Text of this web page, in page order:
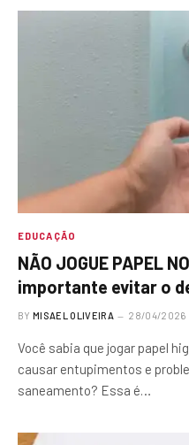
EDUCAÇÃO
NÃO JOGUE PAPEL
importante evitar o
BY MISAEL OLIVEIRA 28/04/2026
Você sabia que jogar papel
causar entupimentos e
saneamento? Essa é…